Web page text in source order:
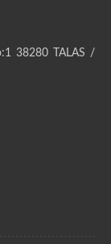
38280 TALAS /